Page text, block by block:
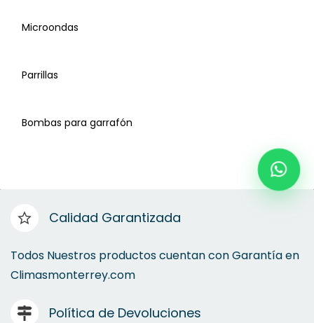
Microondas
Parrillas
Bombas para garrafón
Calidad Garantizada
Todos Nuestros productos cuentan con Garantía en
Climasmonterrey.com
Política de Devoluciones